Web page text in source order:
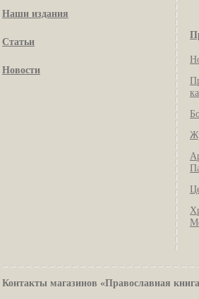
Наши издания
Статьи
Новости
Контакты магазинов «Православная